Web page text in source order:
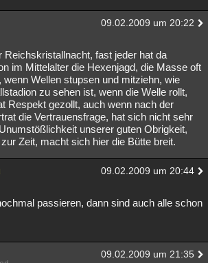
09.02.2009 um 20:22
Reichskristallnacht, fast jeder hat da
im Mittelalter die Hexenjagd, die Masse oft
Wellen stupsen und mitziehn, wie
zu sehen ist, wenn die Welle rollt,
Respekt gezollt, auch wenn nach der
die Vertrauensfrage, hat sich nicht sehr
unserer guten Obrigkeit,
Zeit, macht sich hier die Bütte breit.
09.02.2009 um 20:44
passieren, dann sind auch alle schon
09.02.2009 um 21:35